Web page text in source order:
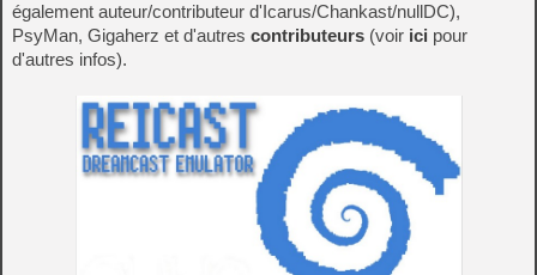
également auteur/contributeur d'Icarus/Chankast/nullDC),
PsyMan, Gigaherz et d'autres contributeurs (voir ici pour
d'autres infos).